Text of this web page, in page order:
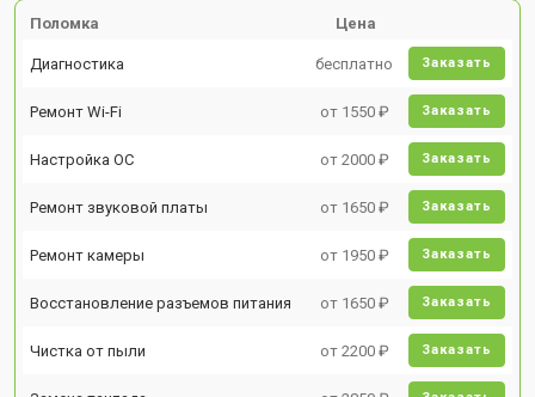
Поломка Цена
Диагностика бесплатно Заказать
Ремонт Wi-Fi от 1550 ₽ Заказать
Настройка ОС от 2000 ₽ Заказать
Ремонт звуковой платы от 1650 ₽ Заказать
Ремонт камеры от 1950 ₽ Заказать
Восстановление разъемов питания от 1650 ₽ Заказать
Чистка от пыли от 2200 ₽ Заказать